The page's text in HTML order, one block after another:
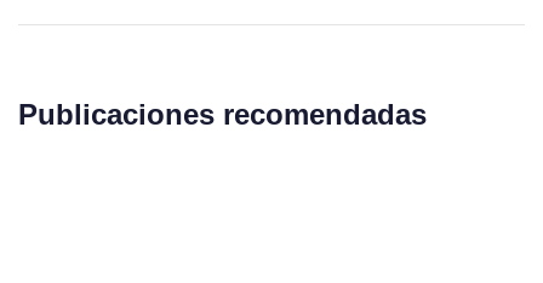
Publicaciones recomendadas